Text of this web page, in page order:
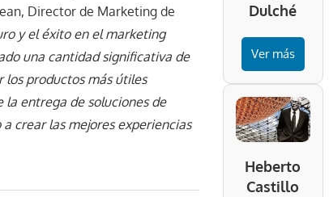
Director de Marketing de
y el éxito en el marketing
una cantidad significativa de
los productos más útiles
la entrega de soluciones de
crear las mejores experiencias
Dulché
Ver más
Heberto
Castillo